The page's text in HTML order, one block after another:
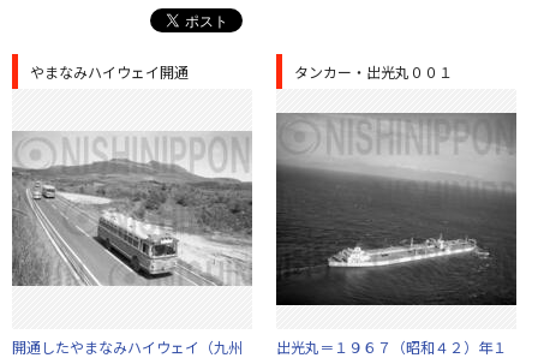
やまなみハイウェイ開通
開通したやまなみハイウェイ（九州
タンカー・出光丸００１
出光丸＝１９６７（昭和４２）年１